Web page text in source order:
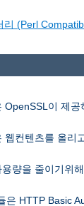
리 (Perl
이 제
컨텐츠를 올리
량을 줄이기위
HTTP Basic